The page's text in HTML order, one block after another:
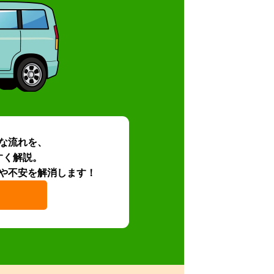
流れを、
解説。
不安を解消します！